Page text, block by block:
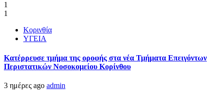
1
1
Κορινθία
ΥΓΕΙΑ
Kατέρρευσε τμήμα της οροφής στα νέα Τμήματα Επειγόντων
Περιστατικών Νοσοκομείου Κορίνθου
3 ημέρες ago admin